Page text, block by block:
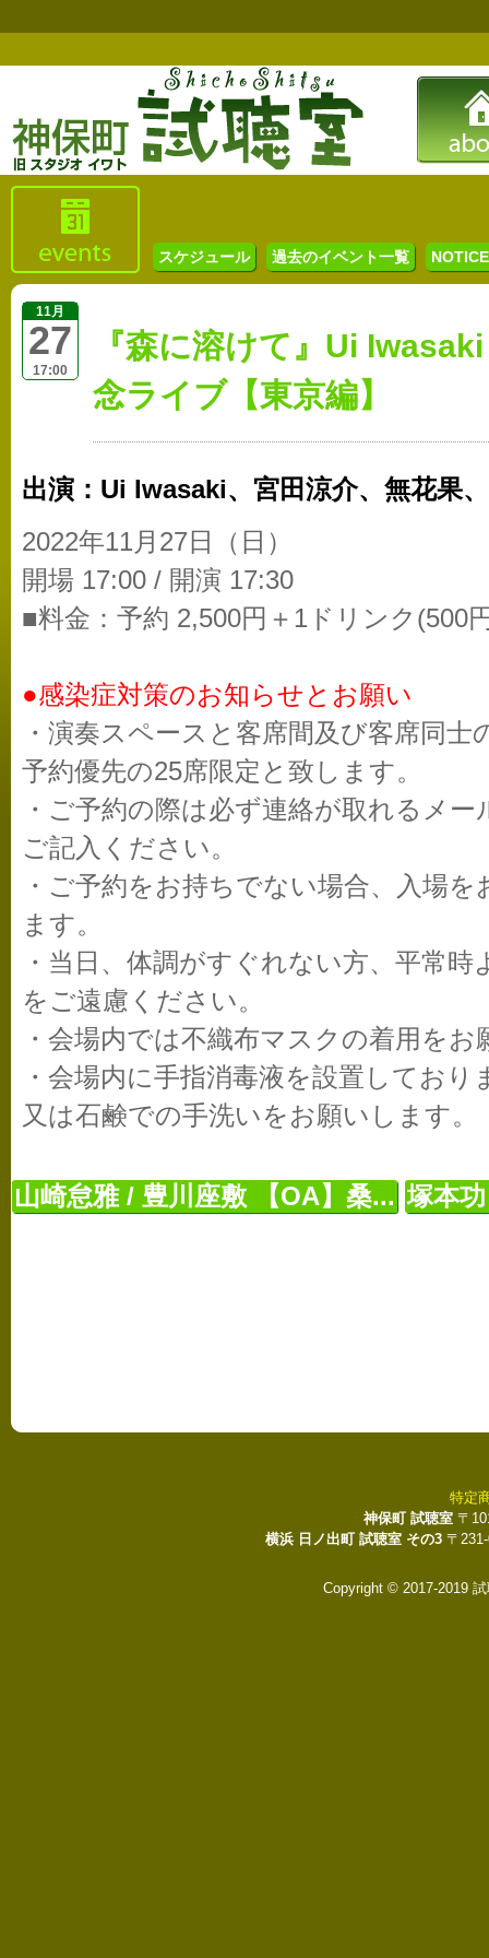
スケジュール 過去のイベント一覧
11月
27
17:00
『森に溶けて』Ui
念ライブ【東京編】
出演：Ui Iwasaki、宮田涼介、無花果
2022年11月27日（日）
開場 17:00 / 開演 17:30
■料金：予約 2,500円＋1ドリンク(500
●感染症対策のお知らせとお願い
・演奏スペースと客席間及び客席同
予約優先の25席限定と致します。
・ご予約の際は必ず連絡が取れるメ
ご記入ください。
・ご予約をお持ちでない場合、入場
ます。
・当日、体調がすぐれない方、平常
をご遠慮ください。
・会場内では不織布マスクの着用をお
・会場内に手指消毒液を設置してお
又は石鹸での手洗いをお願いします。
山崎怠雅 / 豊川座敷 【OA】桑... 塚本
特定
神保町 試聴室 〒
横浜 日ノ出町 試聴室 その3 〒
Copyright © 2017-2019